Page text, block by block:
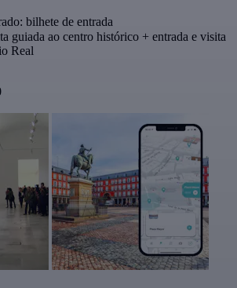
bilhete de entrada
guiada ao centro histórico + entrada e visita
Real